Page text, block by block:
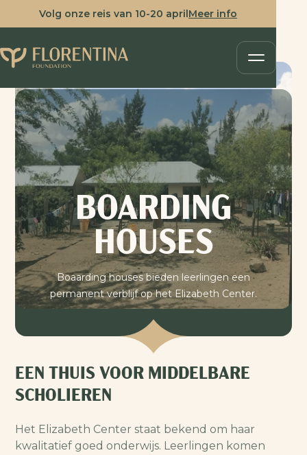
Volg onze reis van 10-20 aprilMeer info
BOARDING
HOUSES
Boaarding houses bieden leerlingen een
permanent verblijf op het Elizabeth Center.
EEN THUIS VOOR MIDDELBARE
SCHOLIEREN
Het Elizabeth Center staat bekend om haar
kwalitatief goed onderwijs. Leerlingen komen